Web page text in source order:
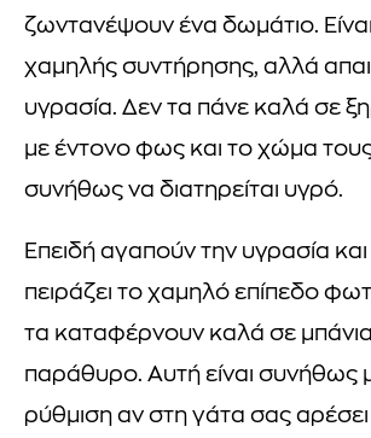
ζωντανέψουν ένα δωμάτιο.
χαμηλής συντήρησης, αλλά
υγρασία. Δεν τα πάνε καλά σε
με έντονο φως και το χώμα τους
συνήθως να διατηρείται υγρό.
Επειδή αγαπούν την υγρασία
πειράζει το χαμηλό επίπεδο
τα καταφέρνουν καλά σε
παράθυρο. Αυτή είναι συνήθως
ρύθμιση αν στη γάτα σας αρέσει